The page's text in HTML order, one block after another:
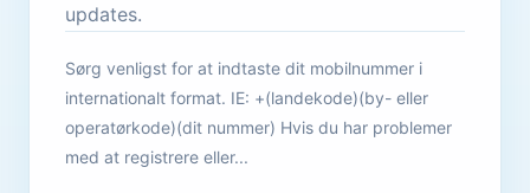
updates.
Sørg venligst for at indtaste dit mobilnummer i
internationalt format. IE: +(landekode)(by- eller
operatørkode)(dit nummer) Hvis du har problemer
med at registrere eller...